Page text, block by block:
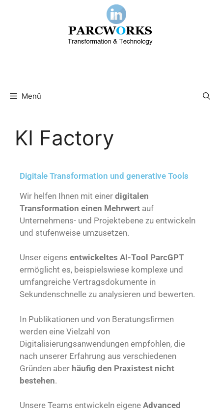
Menü
KI Factory
Digitale Transformation und generative Tools
Wir helfen Ihnen mit einer digitalen
Transformation einen Mehrwert auf
Unternehmens- und Projektebene zu entwickeln
und stufenweise umzusetzen.
Unser eigens entwickeltes AI-Tool ParcGPT
ermöglicht es, beispielswiese komplexe und
umfangreiche Vertragsdokumente in
Sekundenschnelle zu analysieren und bewerten.
In Publikationen und von Beratungsfirmen
werden eine Vielzahl von
Digitalisierungsanwendungen empfohlen, die
nach unserer Erfahrung aus verschiedenen
Gründen aber häufig den Praxistest nicht
bestehen.
Unsere Teams entwickeln eigene Advanced